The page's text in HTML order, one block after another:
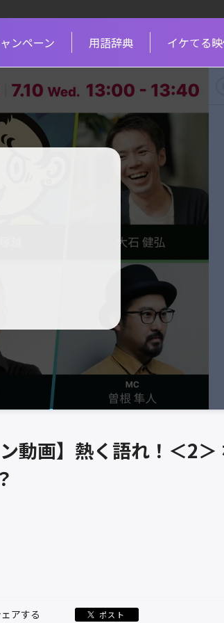
ンペーン 用語辞典 イケてる
動画】熱く語れ！＜2
アする ポスト